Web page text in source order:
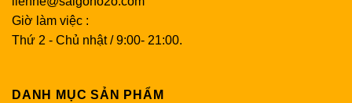
Bây giờ là lúc để uống ly rượu của bạn. Hãy dành thời
gian của bạn khi thưởng thức rượu vang và lưu ý các
mảng hương vị. Để uống rượu, hãy nhấp một ngụm nhỏ
vẹn hương vị bằng vị giác của mình. Bạn có thể giữ
Giờ làm việc :
Thứ 2 - Chủ nhật / 9:00- 21:00.
DANH MỤC SẢN PHẨM